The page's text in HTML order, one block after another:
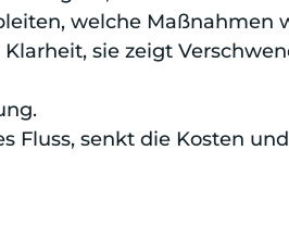
welche Maßnahmen
sie zeigt
Fluss, senkt die Kosten